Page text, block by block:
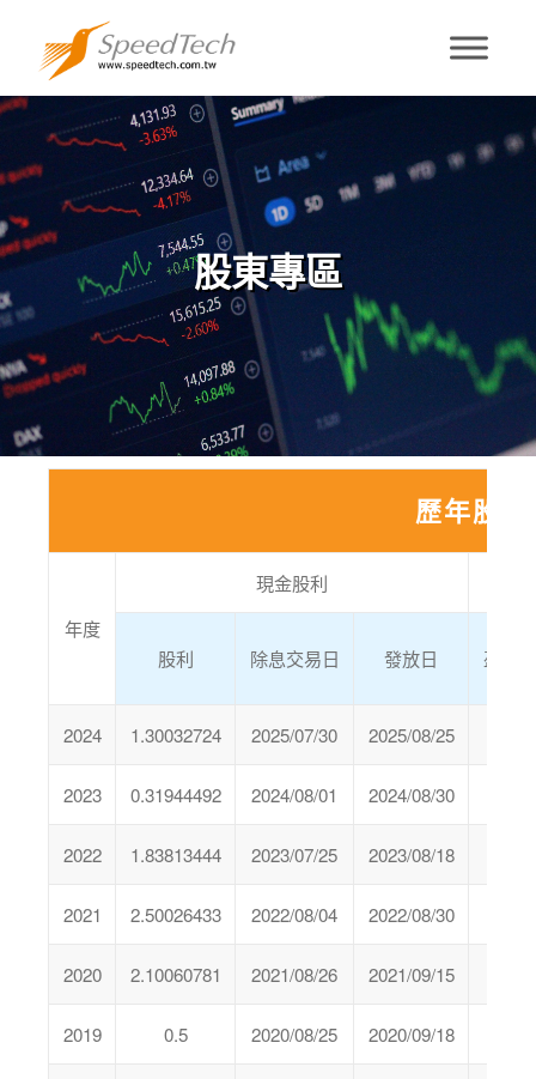
股東專區
股東專區
歷年股
年度
現金股利
股利 除息交易日 發放日 盈餘
2024 1.30032724 2025/07/30 2025/08/25
2023 0.31944492 2024/08/01 2024/08/30
2022 1.83813444 2023/07/25 2023/08/18
2021 2.50026433 2022/08/04 2022/08/30
2020 2.10060781 2021/08/26 2021/09/15
2019 0.5 2020/08/25 2020/09/18